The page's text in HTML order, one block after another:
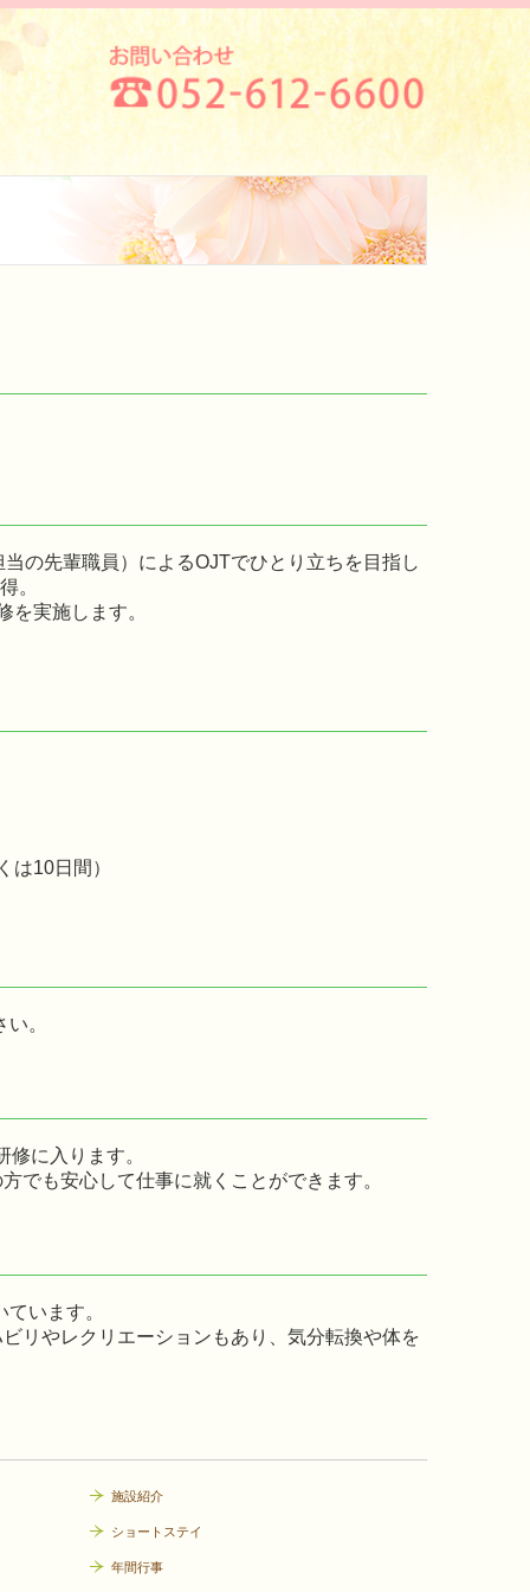
の先輩職員）によるOJTでひとり立ちを目指し
。
を実施します。
は10日間）
。
に入ります。
でも安心して仕事に就くことができます。
います。
リやレクリエーションもあり、気分転換や体を
施設紹介
ショートステイ
年間行事